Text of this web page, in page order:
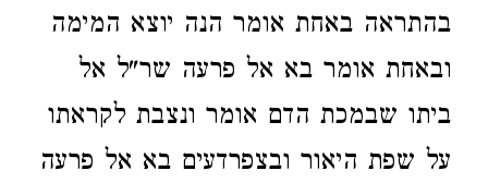
בהתראה באחת אומר הנה יוצא המימה
ובאחת אומר בא אל פרעה שר"ל אל
ביתו שבמכת הדם אומר ונצבת לקראתו
על שפת היאור ובצפרדעים בא אל פרעה